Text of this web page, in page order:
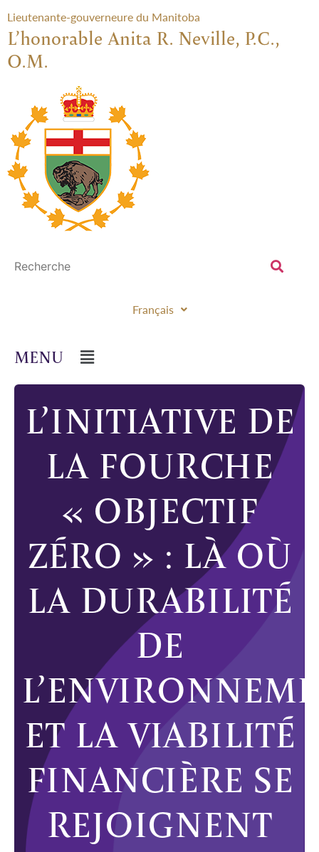
Lieutenante-gouverneure du Manitoba
L’honorable Anita R. Neville, P.C.,
O.M.
Français
L’INITIATIVE DE
LA FOURCHE
« OBJECTIF
ZÉRO » : LÀ OÙ
LA DURABILITÉ
DE
ET LA VIABILITÉ
FINANCIÈRE SE
REJOIGNENT